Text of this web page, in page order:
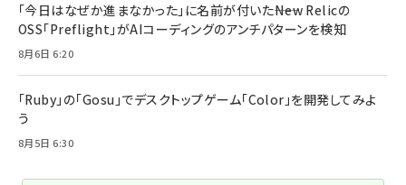
「今日はなぜか進まなかった」に名前が付いた――New Relicの
OSS「Preflight」がAIコーディングのアンチパターンを検知
8月6日 6:20
「Ruby」の「Gosu」でデスクトップゲーム「Color」を開発してみよ
う
8月5日 6:30